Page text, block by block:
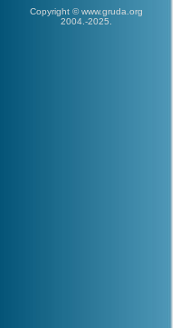
Copyright © www.gruda.org
2004.-2025.